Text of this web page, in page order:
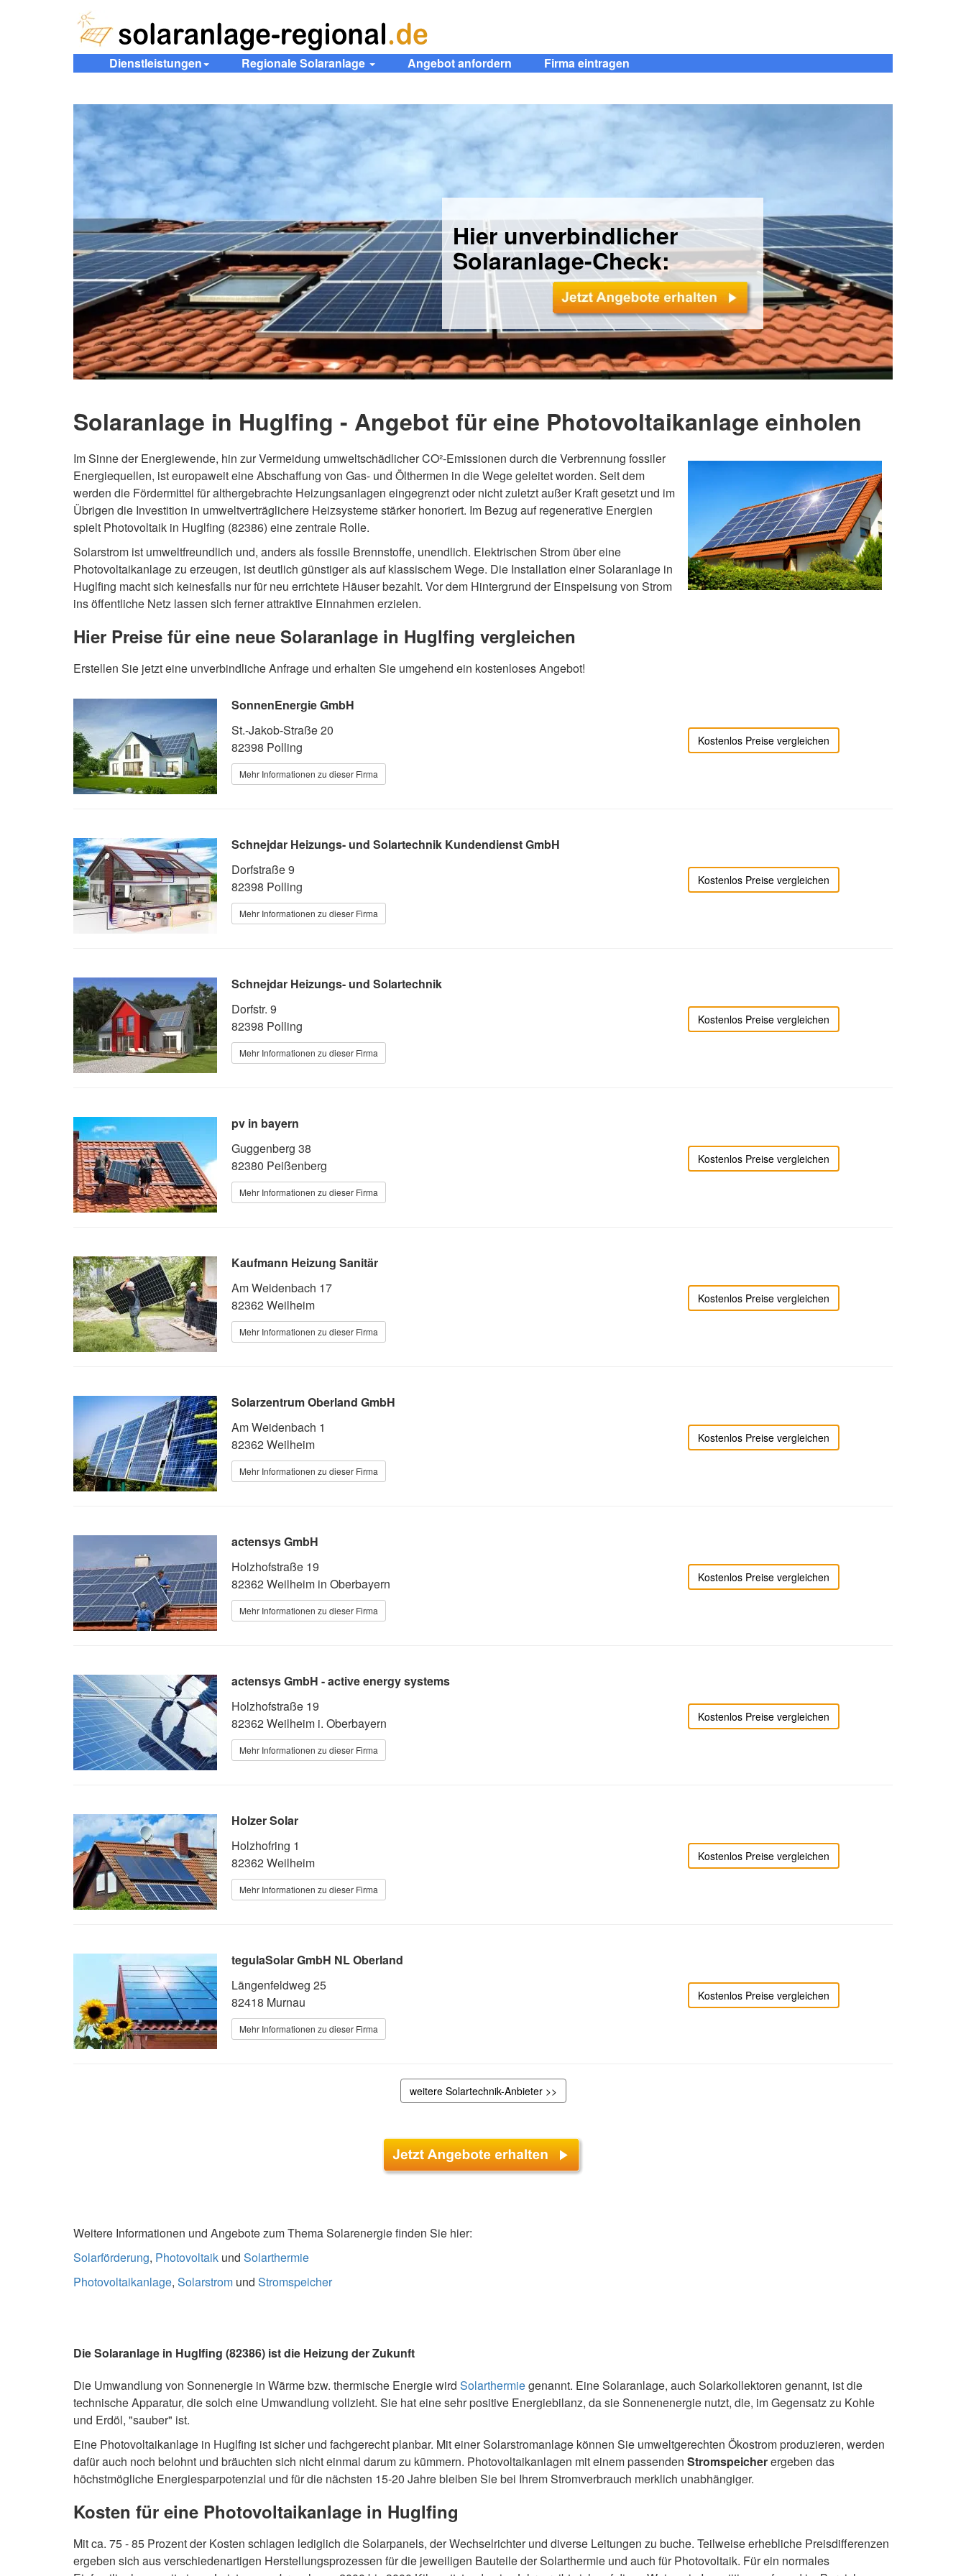
Dienstleistungen Regionale Solaranlage Angebot anfordern Firma eintragen
Hier unverbindlicher
Solaranlage-Check:
Solaranlage in Huglfing - Angebot für eine Photovoltaikanlage einholen
Im Sinne der Energiewende, hin zur Vermeidung umweltschädlicher CO²-Emissionen durch die Verbrennung fossiler
Energiequellen, ist europaweit eine Abschaffung von Gas- und Ölthermen in die Wege geleitet worden. Seit dem
werden die Fördermittel für althergebrachte Heizungsanlagen eingegrenzt oder nicht zuletzt außer Kraft gesetzt und im
Übrigen die Investition in umweltverträglichere Heizsysteme stärker honoriert. Im Bezug auf regenerative Energien
spielt Photovoltaik in Huglfing (82386) eine zentrale Rolle.
Solarstrom ist umweltfreundlich und, anders als fossile Brennstoffe, unendlich. Elektrischen Strom über eine
Photovoltaikanlage zu erzeugen, ist deutlich günstiger als auf klassischem Wege. Die Installation einer Solaranlage in
Huglfing macht sich keinesfalls nur für neu errichtete Häuser bezahlt. Vor dem Hintergrund der Einspeisung von Strom
ins öffentliche Netz lassen sich ferner attraktive Einnahmen erzielen.
Hier Preise für eine neue Solaranlage in Huglfing vergleichen
Erstellen Sie jetzt eine unverbindliche Anfrage und erhalten Sie umgehend ein kostenloses Angebot!
SonnenEnergie GmbH
St.-Jakob-Straße 20
82398 Polling
Mehr Informationen zu dieser Firma
Kostenlos Preise vergleichen
Schnejdar Heizungs- und Solartechnik Kundendienst GmbH
Dorfstraße 9
82398 Polling
Mehr Informationen zu dieser Firma
Kostenlos Preise vergleichen
Schnejdar Heizungs- und Solartechnik
Dorfstr. 9
82398 Polling
Mehr Informationen zu dieser Firma
Kostenlos Preise vergleichen
pv in bayern
Guggenberg 38
82380 Peißenberg
Mehr Informationen zu dieser Firma
Kostenlos Preise vergleichen
Kaufmann Heizung Sanitär
Am Weidenbach 17
82362 Weilheim
Mehr Informationen zu dieser Firma
Kostenlos Preise vergleichen
Solarzentrum Oberland GmbH
Am Weidenbach 1
82362 Weilheim
Mehr Informationen zu dieser Firma
Kostenlos Preise vergleichen
actensys GmbH
Holzhofstraße 19
82362 Weilheim in Oberbayern
Mehr Informationen zu dieser Firma
Kostenlos Preise vergleichen
actensys GmbH - active energy systems
Holzhofstraße 19
82362 Weilheim i. Oberbayern
Mehr Informationen zu dieser Firma
Kostenlos Preise vergleichen
Holzer Solar
Holzhofring 1
82362 Weilheim
Mehr Informationen zu dieser Firma
Kostenlos Preise vergleichen
tegulaSolar GmbH NL Oberland
Längenfeldweg 25
82418 Murnau
Mehr Informationen zu dieser Firma
Kostenlos Preise vergleichen
weitere Solartechnik-Anbieter >>
Weitere Informationen und Angebote zum Thema Solarenergie finden Sie hier:
Solarförderung, Photovoltaik und Solarthermie
Photovoltaikanlage, Solarstrom und Stromspeicher
Die Solaranlage in Huglfing (82386) ist die Heizung der Zukunft
Die Umwandlung von Sonnenergie in Wärme bzw. thermische Energie wird Solarthermiegenannt. Eine Solaranlage, auch Solarkollektoren genannt, ist die
technische Apparatur, die solch eine Umwandlung vollzieht. Sie hat eine sehr positive Energiebilanz, da sie Sonnenenergie nutzt, die, im Gegensatz zu Kohle
und Erdöl, "sauber" ist.
Eine Photovoltaikanlage in Huglfing ist sicher und fachgerecht planbar. Mit einer Solarstromanlage können Sie umweltgerechten Ökostrom produzieren, werden
dafür auch noch belohnt und bräuchten sich nicht einmal darum zu kümmern. Photovoltaikanlagen mit einem passenden Stromspeicherergeben das
höchstmögliche Energiesparpotenzial und für die nächsten 15-20 Jahre bleiben Sie bei Ihrem Stromverbrauch merklich unabhängiger.
Kosten für eine Photovoltaikanlage in Huglfing
Mit ca. 75 - 85 Prozent der Kosten schlagen lediglich die Solarpanels, der Wechselrichter und diverse Leitungen zu buche. Teilweise erhebliche Preisdifferenzen
ergeben sich aus verschiedenartigen Herstellungsprozessen für die jeweiligen Bauteile der Solarthermie und auch für Photovoltaik. Für ein normales